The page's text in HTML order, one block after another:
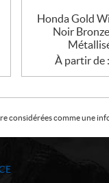
Honda Gold
Noir
À partir de :
considérées comme une